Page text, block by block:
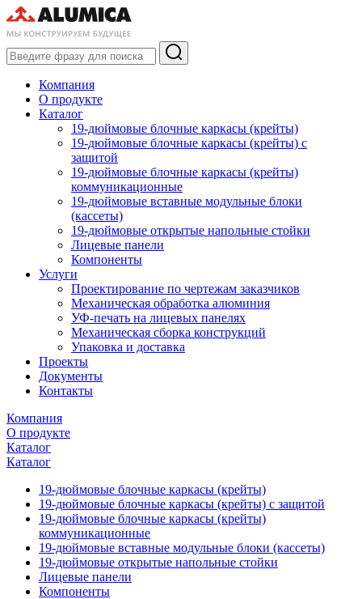
Компания
О продукте
Каталог
19-дюймовые блочные каркасы (крейты)
19-дюймовые блочные каркасы (крейты) с
защитой
19-дюймовые блочные каркасы (крейты)
коммуникационные
19-дюймовые вставные модульные блоки
(кассеты)
19-дюймовые открытые напольные стойки
Лицевые панели
Компоненты
Услуги
Проектирование по чертежам заказчиков
Механическая обработка алюминия
УФ-печать на лицевых панелях
Механическая сборка конструкций
Упаковка и доставка
Проекты
Документы
Контакты
Компания
О продукте
Каталог
Каталог
19-дюймовые блочные каркасы (крейты)
19-дюймовые блочные каркасы (крейты) с защитой
19-дюймовые блочные каркасы (крейты)
коммуникационные
19-дюймовые вставные модульные блоки (кассеты)
19-дюймовые открытые напольные стойки
Лицевые панели
Компоненты